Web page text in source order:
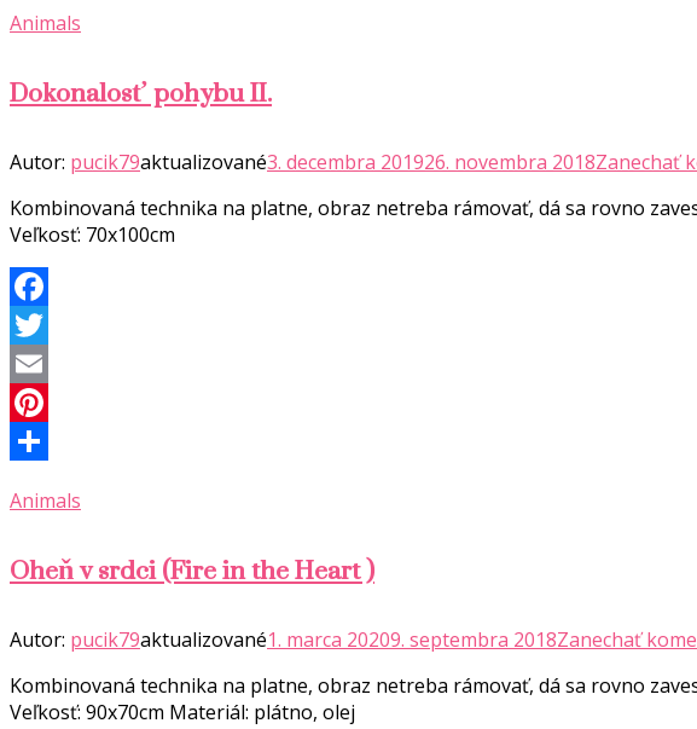
Animals
Dokonalosť pohybu II.
Autor: pucik79aktualizované3. decembra 201926. novembra 2018Zanechať
Kombinovaná technika na platne, obraz netreba rámovať, dá sa rovno
Veľkosť: 70x100cm
Facebook
Twitter
Email
Pinterest
Animals
Oheň v srdci (Fire in the Heart )
Autor: pucik79aktualizované1. marca 20209. septembra 2018Zanechať
Kombinovaná technika na platne, obraz netreba rámovať, dá sa rovno
Veľkosť: 90x70cm Materiál: plátno, olej